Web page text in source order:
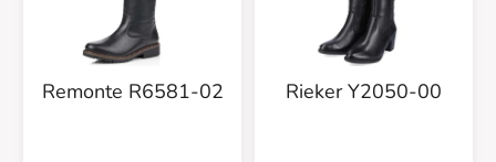
Remonte R6581-02 Rieker Y2050-00